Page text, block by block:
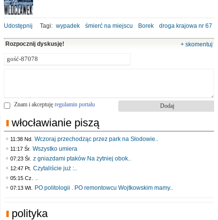
Udostępnij Tagi: wypadek śmierć na miejscu Borek droga krajowa nr 67
Rozpocznij dyskusję! + skomentuj
Znam i akceptuję regulamin portalu
włocławianie piszą
11:38 Nd. Wczoraj przechodząc przez park na Słodowie..
11:17 Śr. Wszystko umiera
07:23 Śr. z gniazdami ptaków Na żytniej obok..
12:47 Pt. Czytaliście już :..
05:15 Cz. ..
07:13 Wt. PO politologii . PO remontowcu Wojtkowskim mamy..
polityka